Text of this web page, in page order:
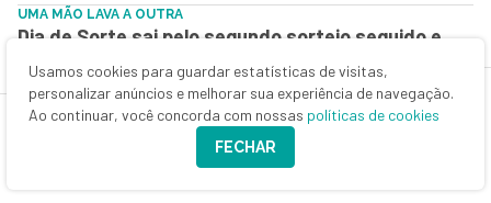
UMA MÃO LAVA A OUTRA
Dia de Sorte sai pelo segundo sorteio seguido e
limpa a barra da Lotofácil; Mega-Sena promete
prêmio de R$ 135 milhões hoje
Usamos cookies para guardar estatísticas de visitas,
personalizar anúncios e melhorar sua experiência de navegação.
Ao continuar, você concorda com nossas políticas de cookies
FECHAR